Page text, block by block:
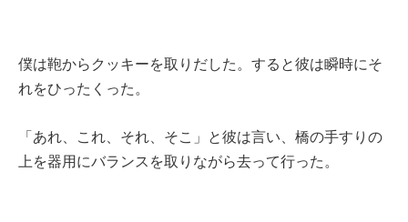
僕は鞄からクッキーを取りだした。すると彼は瞬時にそ
れをひったくった。
「あれ、これ、それ、そこ」と彼は言い、橋の手すりの
上を器用にバランスを取りながら去って行った。